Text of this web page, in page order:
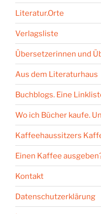
Literatur.Orte
Verlagsliste
Übersetzerinnen und
Aus dem Literaturhaus
Buchblogs. Eine
Wo ich Bücher kaufe.
Kaffeehaussitzers
Einen Kaffee
Kontakt
Datenschutzerklärung